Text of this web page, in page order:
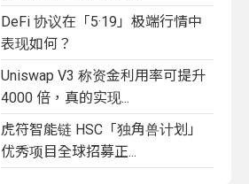
DeFi 协议在「5·19」极端行情中
表现如何？
Uniswap V3 称资金利用率可提升
4000 倍，真的实现...
虎符智能链 HSC「独角兽计划」
优秀项目全球招募正...